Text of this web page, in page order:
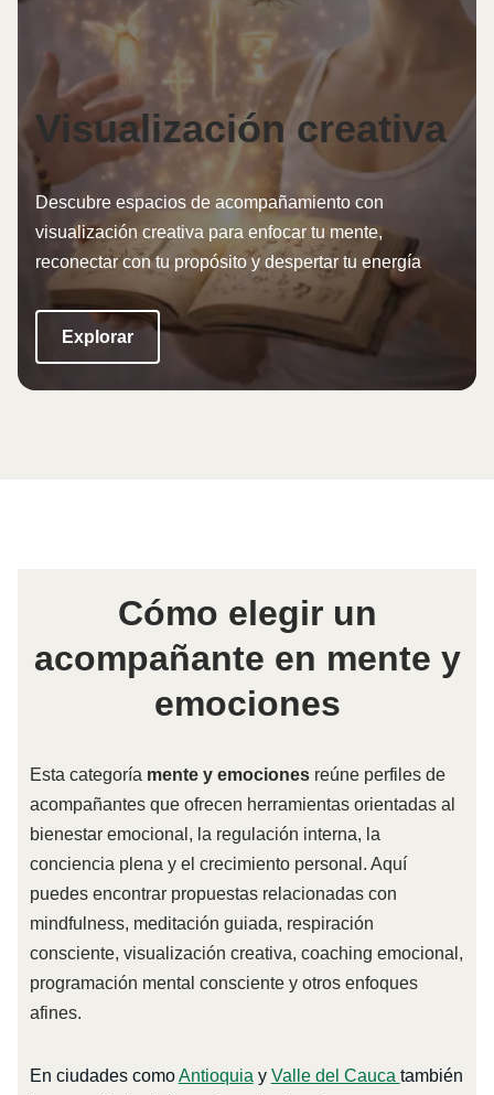
Visualización creativa
Descubre espacios de acompañamiento con
visualización creativa para enfocar tu mente,
reconectar con tu propósito y despertar tu energía
Explorar
Cómo elegir un
acompañante en mente y
emociones
Esta categoría mente y emocionesreúne perfiles de
acompañantes que ofrecen herramientas orientadas al
bienestar emocional, la regulación interna, la
conciencia plena y el crecimiento personal. Aquí
puedes encontrar propuestas relacionadas con
mindfulness, meditación guiada, respiración
consciente, visualización creativa, coaching emocional,
programación mental consciente y otros enfoques
afines.
En ciudades comoAntioquia y Valle del Cauca también